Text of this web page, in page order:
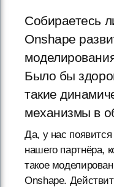
Собираетесь
Onshape
Было бы
такие
механизмы в
Да, у нас
нашего партнёра,
такое
Onshape.